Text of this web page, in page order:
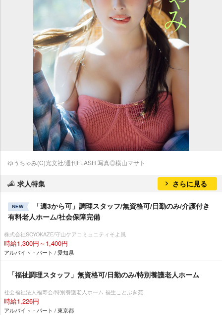
ゆうちゃみ(C)光文社/週刊FLASH 写真◎横山マサト
求人特集 さらに見る
NEW
「週3から可」調理スタッフ/無資格可/日勤のみ/介護付き
有料老人ホーム/社会保障完備
株式会社SOYOKAZE/守山ケアコミュニティそよ風
時給1,300円～1,400円
アルバイト・パート / 愛知県
「福祉調理スタッフ」無資格可/日勤のみ/特別養護老人ホーム
社会福祉法人福寿会/特別養護老人ホーム 福生ことぶき苑
時給1,226円
アルバイト・パート / 東京都